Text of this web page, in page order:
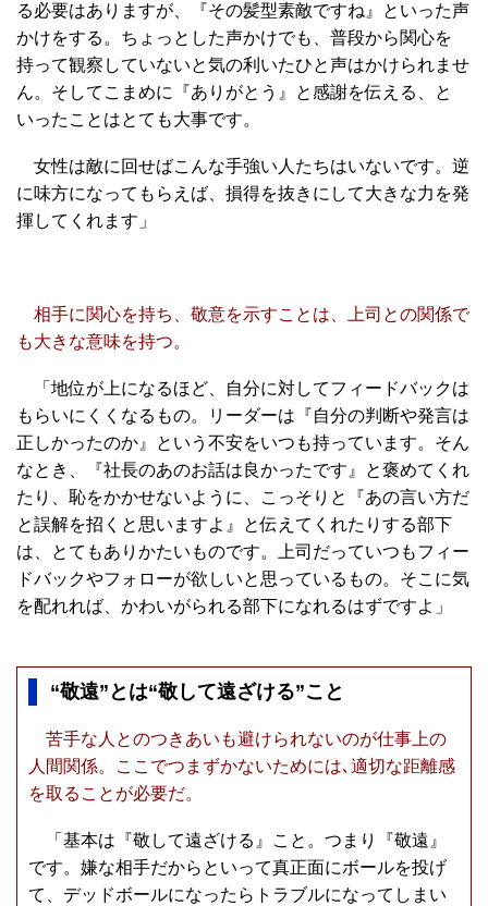
る必要はありますが、『その髪型素敵ですね』といった声
かけをする。ちょっとした声かけでも、普段から関心を
持って観察していないと気の利いたひと声はかけられませ
ん。そしてこまめに『ありがとう』と感謝を伝える、と
いったことはとても大事です。
女性は敵に回せばこんな手強い人たちはいないです。逆
に味方になってもらえば、損得を抜きにして大きな力を発
揮してくれます」
相手に関心を持ち、敬意を示すことは、上司との関係で
も大きな意味を持つ。
「地位が上になるほど、自分に対してフィードバックは
もらいにくくなるもの。リーダーは『自分の判断や発言は
正しかったのか』という不安をいつも持っています。そん
なとき、『社長のあのお話は良かったです』と褒めてくれ
たり、恥をかかせないように、こっそりと『あの言い方だ
と誤解を招くと思いますよ』と伝えてくれたりする部下
は、とてもありかたいものです。上司だっていつもフィー
ドバックやフォローが欲しいと思っているもの。そこに気
を配れれば、かわいがられる部下になれるはずですよ」
“敬遠”とは“敬して遠ざける”こと
苦手な人とのつきあいも避けられないのが仕事上の
人間関係。ここでつまずかないためには､適切な距離感
を取ることが必要だ。
「基本は『敬して遠ざける』こと。つまり『敬遠』
です。嫌な相手だからといって真正面にボールを投げ
て、デッドボールになったらトラブルになってしまい